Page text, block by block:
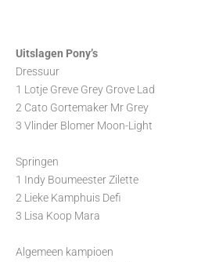
Uitslagen Pony’s
Dressuur
1 Lotje Greve Grey Grove Lad
2 Cato Gortemaker Mr Grey
3 Vlinder Blomer Moon-Light
Springen
1 Indy Boumeester Zilette
2 Lieke Kamphuis Defi
3 Lisa Koop Mara
Algemeen kampioen